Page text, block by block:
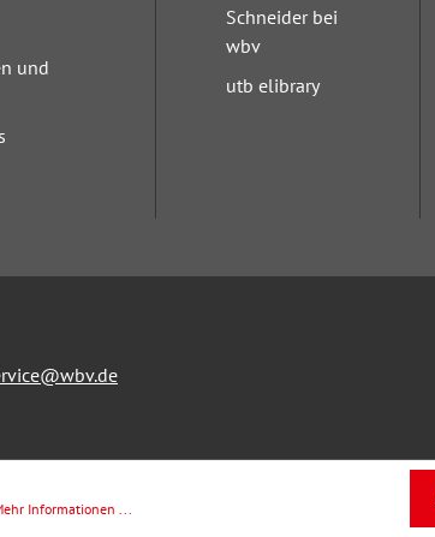
und
Schneider bei
wbv
utb elibrary
Informationen ...